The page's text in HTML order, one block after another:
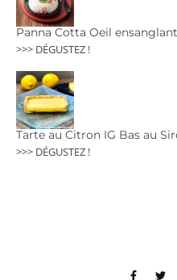
Panna Cotta Oeil
>>> DÉGUSTEZ !
Tarte au Citron IG Bas au
>>> DÉGUSTEZ !